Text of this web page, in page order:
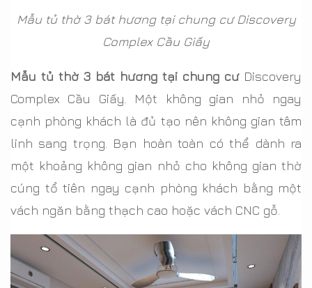
Mẫu tủ thờ 3 bát hương tại chung cư Discovery
Complex Cầu Giấy
Mẫu tủ thờ 3 bát hương tại chung cưDiscovery
Complex Cầu Giấy. Một không gian nhỏ ngay
cạnh phòng khách là đủ tạo nên không gian tâm
linh sang trọng. Bạn hoàn toàn có thể dành ra
một khoảng không gian nhỏ cho không gian thờ
cúng tổ tiên ngay cạnh phòng khách bằng một
vách ngăn bằng thạch cao hoặc vách CNC gỗ.